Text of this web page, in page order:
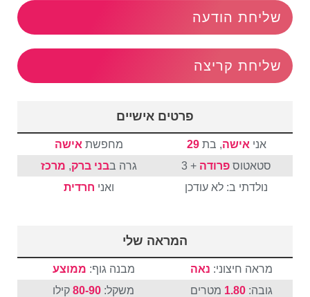
שליחת הודעה
שליחת קריצה
פרטים אישיים
אני אישה, בת29 מחפשת אישה
סטאטוס פרודה + 3 גרה בבני ברק, מרכז
נולדתי ב: לא עודכן
ואני חרדית
המראה שלי
מראה חיצוני: נאה מבנה גוף: ממוצע
גובה:1.80 מטרים משקל: 80-90 קילו